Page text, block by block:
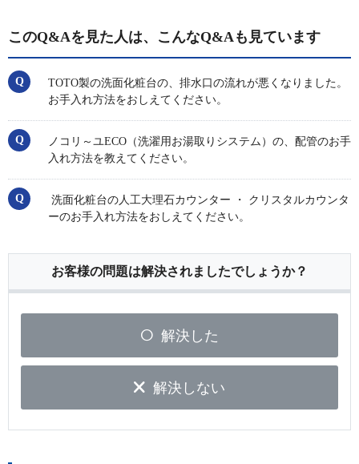
このQ&Aを見た人は、こんなQ&Aも見ています
TOTO製の洗面化粧台の、排水口の流れが悪くなりました。
お手入れ方法をおしえてください。
ノコリ～ユECO（洗濯用お湯取りシステム）の、配管のお手
入れ方法を教えてください。
洗面化粧台の人工大理石カウンター ・ クリスタルカウンタ
ーのお手入れ方法をおしえてください。
お客様の問題は解決されましたでしょうか？
解決した
解決しない